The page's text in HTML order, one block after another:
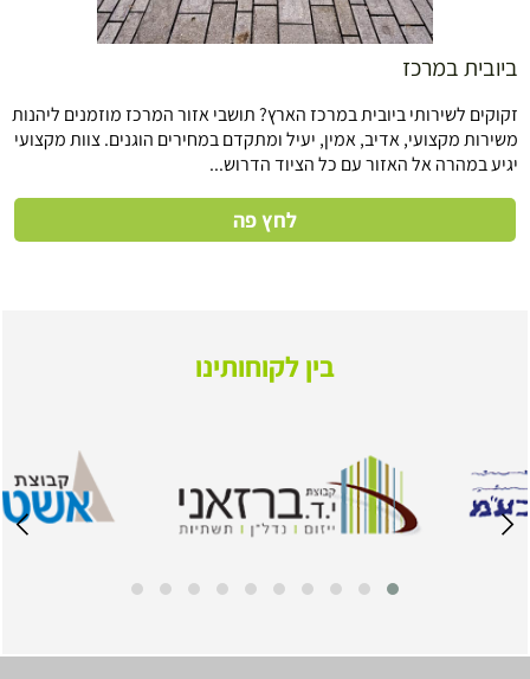
ביובית במרכז
זקוקים לשירותי ביובית במרכז הארץ? תושבי אזור המרכז מוזמנים ליהנות
משירות מקצועי, אדיב, אמין, יעיל ומתקדם במחירים הוגנים. צוות מקצועי
יגיע במהרה אל האזור עם כל הציוד הדרוש...
לחץ פה
בין לקוחותינו